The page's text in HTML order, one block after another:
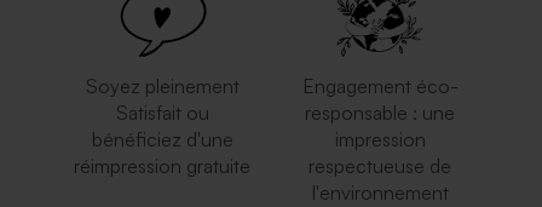
Soyez pleinement
Satisfait ou
bénéficiez d'une
réimpression gratuite
Engagement éco-
responsable : une
impression
respectueuse de
l'environnement